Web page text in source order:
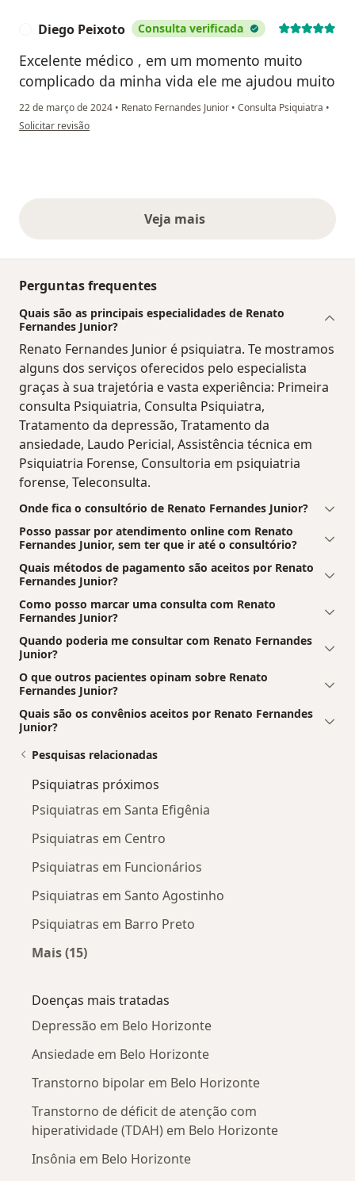
Diego Peixoto Consulta verificada
Excelente médico , em um momento muito
complicado da minha vida ele me ajudou muito
22 de março de 2024 • Renato Fernandes Junior • Consulta Psiquiatra •
na opinião do utilizador Diego Peixoto
Solicitar revisão
Veja maisopiniões acima
Perguntas frequentes
Quais são as principais especialidades de Renato
Fernandes Junior?
Renato Fernandes Junior é psiquiatra. Te mostramos
alguns dos serviços oferecidos pelo especialista
graças à sua trajetória e vasta experiência: Primeira
consulta Psiquiatria, Consulta Psiquiatra,
Tratamento da depressão, Tratamento da
ansiedade, Laudo Pericial, Assistência técnica em
Psiquiatria Forense, Consultoria em psiquiatria
forense, Teleconsulta.
Onde fica o consultório de Renato Fernandes Junior?
Posso passar por atendimento online com Renato
Fernandes Junior, sem ter que ir até o consultório?
Quais métodos de pagamento são aceitos por Renato
Fernandes Junior?
Como posso marcar uma consulta com Renato
Fernandes Junior?
Quando poderia me consultar com Renato Fernandes
Junior?
O que outros pacientes opinam sobre Renato
Fernandes Junior?
Quais são os convênios aceitos por Renato Fernandes
Junior?
Pesquisas relacionadas
Psiquiatras próximos
Psiquiatras em Santa Efigênia
Psiquiatras em Centro
Psiquiatras em Funcionários
Psiquiatras em Santo Agostinho
Psiquiatras em Barro Preto
Mais (15)
Doenças mais tratadas
Depressão em Belo Horizonte
Ansiedade em Belo Horizonte
Transtorno bipolar em Belo Horizonte
Transtorno de déficit de atenção com
hiperatividade (TDAH) em Belo Horizonte
Insônia em Belo Horizonte